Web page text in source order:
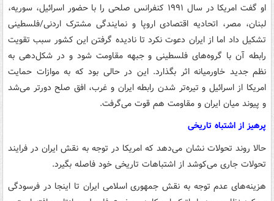
او گفت امریکا در سال ۱۹۹۱ کنفرانس صلحی را با حضور اسرائیل، سوریه،
لبنان، مصر، اتحادیه اقتصادی اروپا و نمایندگی مشترک اردنی/فلسطینی
تشکیل داد اما از ایران دعوت نکرد تا نادیده گرفتن این کشور سبب تقویت
رابطه آن با گروه‌های فلسطینی و جبهه مقاومت شود و در شکل‌دهی به
نظم جدید خاورمیانه اثر بگذارد. این در حالی بود که به موازات حمایت
امریکا از اسرائیل و تیره‌تر شدن رابطه ایران و غرب، افق صلح دورتر می‌شد
و پیوند میان ایران و مقاومت هم قوت می‌گرفت.
پرهیز از اشتباه تاریخی
حالا روند تحولات نشان می‌دهد که امریکا در توجه به نقش ایران در فرایند
تحولات جاری می‌کوشد از اشتباهات تاریخی خود فاصله بگیرد.
هزینه‌های عدم توجه به نقش جمهوری اسلامی ایران تا اینجا در فرسودگی